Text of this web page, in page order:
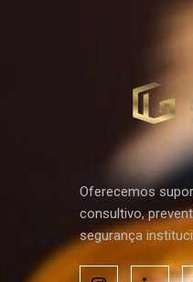
Oferecemos
consultivo,
segurança